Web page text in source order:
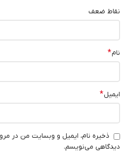
نقاط ضعف
نام*
ایمیل*
ذخیره نام، ایمیل و وبسایت من در
دیدگاهی می‌نویسم.